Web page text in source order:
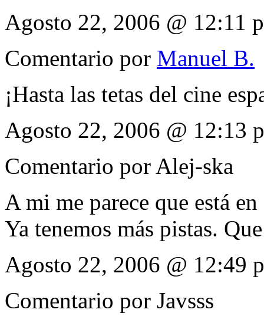
Agosto 22, 2006 @ 12:11
Comentario por Manuel B.
¡Hasta las tetas del cine
Agosto 22, 2006 @ 12:13
Comentario por Alej-ska
A mi me parece que está
Ya tenemos más pistas.
Agosto 22, 2006 @ 12:49
Comentario por Javsss